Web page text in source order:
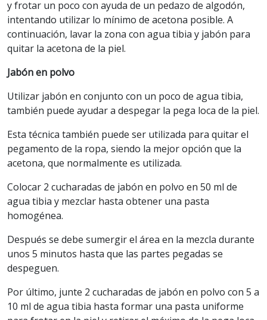
y frotar un poco con ayuda de un pedazo de algodón,
intentando utilizar lo mínimo de acetona posible. A
continuación, lavar la zona con agua tibia y jabón para
quitar la acetona de la piel.
Jabón en polvo
Utilizar jabón en conjunto con un poco de agua tibia,
también puede ayudar a despegar la pega loca de la piel.
Esta técnica también puede ser utilizada para quitar el
pegamento de la ropa, siendo la mejor opción que la
acetona, que normalmente es utilizada.
Colocar 2 cucharadas de jabón en polvo en 50 ml de
agua tibia y mezclar hasta obtener una pasta
homogénea.
Después se debe sumergir el área en la mezcla durante
unos 5 minutos hasta que las partes pegadas se
despeguen.
Por último, junte 2 cucharadas de jabón en polvo con 5 a
10 ml de agua tibia hasta formar una pasta uniforme